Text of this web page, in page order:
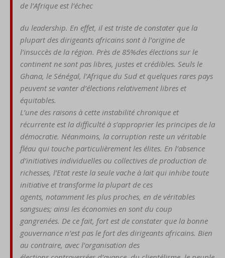
de l’Afrique est l’échec
du leadership. En effet, il est triste de constater que la
plupart des dirigeants africains sont à l’origine de
l’insuccès de la région. Près de 85%des élections sur le
continentne sont pas libres, justes et crédibles. Seuls le
Ghana, le Sénégal, l’Afrique du Sud etquelques rares pays
peuventse vanter d’élections relativement libres et
équitables.
L’une des raisons à cette instabilité chronique et
récurrente estla difficulté à s’approprier les principes de la
démocratie. Néanmoins, la corruption reste un véritable
fléau qui touche particulièrement les élites. En l’absence
d’initiatives individuelles ou collectives de production de
richesses, l’Etatreste la seule vache à lait qui inhibe toute
initiative et transforme la plupart de ces
agents, notamment les plus proches, en de véritables
sangsues; ainsi les économies en sont du coup
gangrenées. De ce fait, fort est de constater que la bonne
gouvernance n’est pas le fort des dirigeants africains. Bien
au contraire, avec l’organisation des